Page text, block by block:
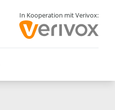
In Kooperation mit Verivox: